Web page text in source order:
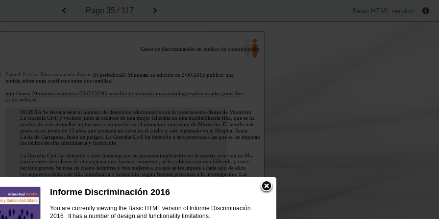
Informe Discriminación 2016
You are currently viewing the Basic HTML version of Informe Discriminación
2016 . It has a number of design and functionality limitations.
Page 35 / 117 Basic HTML version
Casos de discriminación en medios de comunicación
Estatal. Prensa. Discriminación directa. El periódico20 Minutosen su edición de 2/09/2015 publicó una
noticia sobre unas conflictos entre dos familias.
http://www.20minutos.es/noticia/2547132/0/cinco-heridos/reyerta-mazarron/ingresados-estado-grave-fue-
ra-de-peligro/
MURCIA Se eleva a siete el número de detenidos relacionados con la reyerta entre clanes de Mazarrón
La Guardia Civil y vecinos junto al cadáver de una mujer fallecida en una multitudinaria riña, que se ha
producido tras atropellar un turismo a un peatón en el municipio murciano de Mazarrón. El herido más
grave es un joven de 15 años que presenta un corte en el cuello y está ingresado en el Hospital Santa
Lucía de Cartagena, fuera de peligro. La Guardia Civil ha detenido a seis personas a las que se les imputan
los delitos de riña tumultuaria y homicidio.
La Guardia Civil ha detenido a siete personas por su presunta implicación en la reyerta ocurrida en Ma-
zarrón entre dos clanes de etnia gitana que, hasta el momento, se ha saldado con una fallecida y cinco
heridos graves. Se trata de cuatro hombres y tres mujeres a los que se les imputa a cada uno de ellos
los supuestos delitos de riña tumultuaria y homicidio, según fuentes próximas a la investigación. Las
Mazarrón (Murcia) continúan ingresadas en distintos centros sanitarios de la Región.
En la noticia se utiliza una vez más el lenguaje habitual con que la prensa se refiere a situaciones donde hay im-
plicados gitanos: “reyerta, clan”. Todo ello asociado al delito y al conflicto (riña, homicidio) lo cual refuerza la mala
imagen del pueblo gitano.